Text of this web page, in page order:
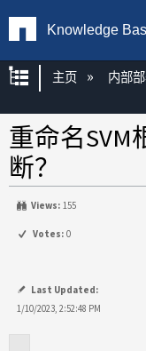
Knowledge
扩展/隐缩全
主页 内部
重命名SVM
断？
Views: 155
Votes: 0
Last Updated:
1/10/2023, 2:52:48 PM